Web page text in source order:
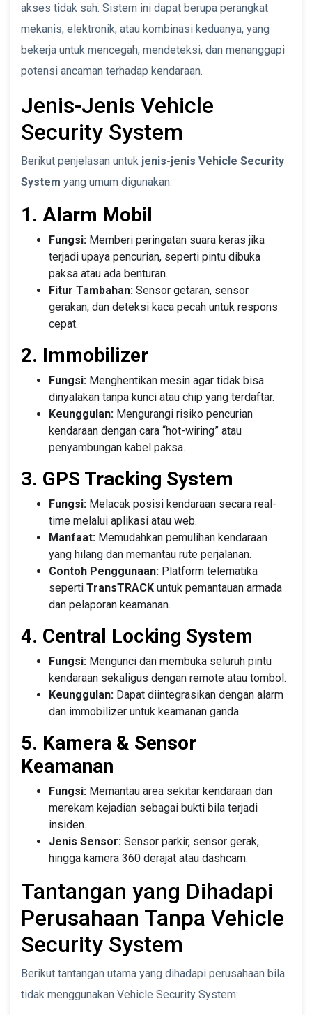
akses tidak sah. Sistem ini dapat berupa perangkat
mekanis, elektronik, atau kombinasi keduanya, yang
bekerja untuk mencegah, mendeteksi, dan menanggapi
potensi ancaman terhadap kendaraan.
Jenis-Jenis Vehicle
Security System
Berikut penjelasan untuk jenis-jenis Vehicle Security
System yang umum digunakan:
1. Alarm Mobil
Fungsi: Memberi peringatan suara keras jika
terjadi upaya pencurian, seperti pintu dibuka
paksa atau ada benturan.
Fitur Tambahan: Sensor getaran, sensor
gerakan, dan deteksi kaca pecah untuk respons
cepat.
2. Immobilizer
Fungsi: Menghentikan mesin agar tidak bisa
dinyalakan tanpa kunci atau chip yang terdaftar.
Keunggulan: Mengurangi risiko pencurian
kendaraan dengan cara “hot-wiring” atau
penyambungan kabel paksa.
3. GPS Tracking System
Fungsi: Melacak posisi kendaraan secara real-
time melalui aplikasi atau web.
Manfaat: Memudahkan pemulihan kendaraan
yang hilang dan memantau rute perjalanan.
Contoh Penggunaan: Platform telematika
seperti TransTRACK untuk pemantauan armada
dan pelaporan keamanan.
4. Central Locking System
Fungsi: Mengunci dan membuka seluruh pintu
kendaraan sekaligus dengan remote atau tombol.
Keunggulan: Dapat diintegrasikan dengan alarm
dan immobilizer untuk keamanan ganda.
5. Kamera & Sensor
Keamanan
Fungsi: Memantau area sekitar kendaraan dan
merekam kejadian sebagai bukti bila terjadi
insiden.
Jenis Sensor: Sensor parkir, sensor gerak,
hingga kamera 360 derajat atau dashcam.
Tantangan yang Dihadapi
Perusahaan Tanpa Vehicle
Security System
Berikut tantangan utama yang dihadapi perusahaan bila
tidak menggunakan Vehicle Security System: